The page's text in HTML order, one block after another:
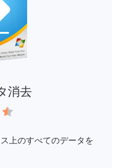
消去
上のすべてのデータを